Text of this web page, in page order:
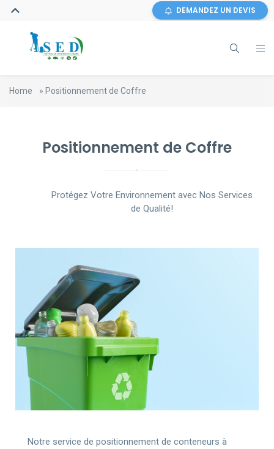
DEMANDEZ UN DEVIS
Home » Positionnement de Coffre
Positionnement de Coffre
Protégez Votre Environnement avec Nos Services
de Qualité!
Notre service de positionnement de conteneurs à